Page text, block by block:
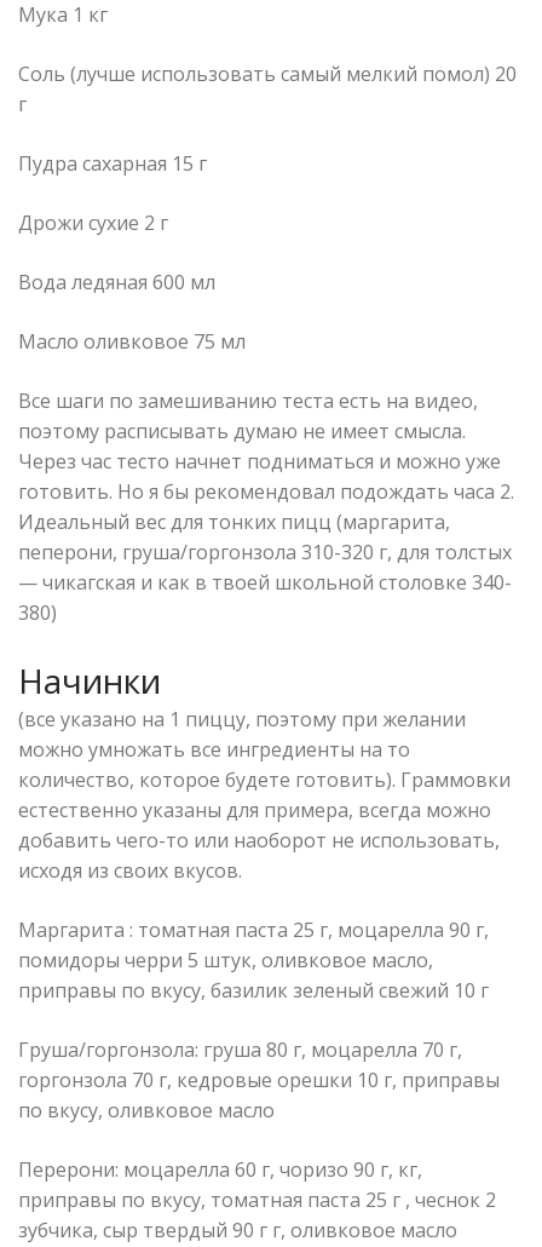
Мука 1 кг
Соль (лучше использовать самый мелкий помол) 20
г
Пудра сахарная 15 г
Дрожи сухие 2 г
Вода ледяная 600 мл
Масло оливковое 75 мл
Все шаги по замешиванию теста есть на видео,
поэтому расписывать думаю не имеет смысла.
Через час тесто начнет подниматься и можно уже
готовить. Но я бы рекомендовал подождать часа 2.
Идеальный вес для тонких пицц (маргарита,
пеперони, груша/горгонзола 310-320 г, для толстых
— чикагская и как в твоей школьной столовке 340-
380)
Начинки
(все указано на 1 пиццу, поэтому при желании
можно умножать все ингредиенты на то
количество, которое будете готовить). Граммовки
естественно указаны для примера, всегда можно
добавить чего-то или наоборот не использовать,
исходя из своих вкусов.
Маргарита : томатная паста 25 г, моцарелла 90 г,
помидоры черри 5 штук, оливковое масло,
приправы по вкусу, базилик зеленый свежий 10 г
Груша/горгонзола: груша 80 г, моцарелла 70 г,
горгонзола 70 г, кедровые орешки 10 г, приправы
по вкусу, оливковое масло
Перерони: моцарелла 60 г, чоризо 90 г, кг,
приправы по вкусу, томатная паста 25 г , чеснок 2
зубчика, сыр твердый 90 г г, оливковое масло